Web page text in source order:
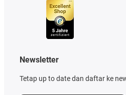
Newsletter
Tetap up to date dan daftar ke